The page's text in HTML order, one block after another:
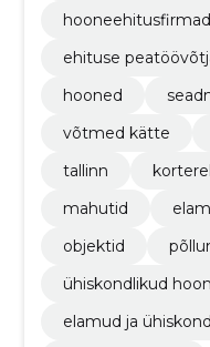
hooneehitusfirmad
ehituse
hooned
võtmed kätte
tallinn
mahutid
objektid
ühiskondlikud
elamud ja